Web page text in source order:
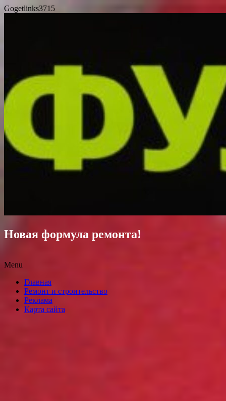
Gogetlinks3715
Новая формула ремонта!
Menu
content
Главная
Ремонт и строительство
Реклама
Карта сайта